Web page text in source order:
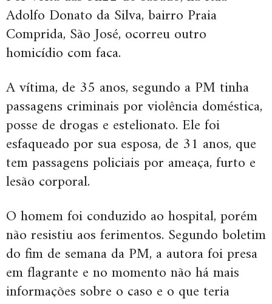
Adolfo Donato da Silva, bairro Praia
Comprida, São José, ocorreu outro
homicídio com faca.
A vítima, de 35 anos, segundo a PM tinha
passagens criminais por violência doméstica,
posse de drogas e estelionato. Ele foi
esfaqueado por sua esposa, de 31 anos, que
tem passagens policiais por ameaça, furto e
lesão corporal.
O homem foi conduzido ao hospital, porém
não resistiu aos ferimentos. Segundo boletim
do fim de semana da PM, a autora foi presa
em flagrante e no momento não há mais
informações sobre o caso e o que teria